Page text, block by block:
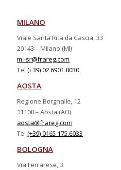
MILANO
Viale Santa Rita da Cascia, 33
20143 – Milano (MI)
mi-sr@frareg.com
Tel(+39) 02 6901.0030
AOSTA
Regione Borgnalle, 12
11100 – Aosta (AO)
aosta@frareg.com
Tel(+39) 0165 175.6033
BOLOGNA
Via Ferrarese, 3